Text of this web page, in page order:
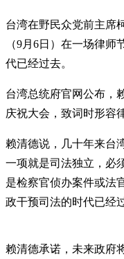
台湾在野民众党前主席
（9月6日）在一场律
代已经过去。
台湾总统府官网公布，
庆祝大会，致词时形容
赖清德说，几十年来台
一项就是司法独立，必
是检察官侦办案件或法
政干预司法的时代已经
赖清德承诺，未来政府